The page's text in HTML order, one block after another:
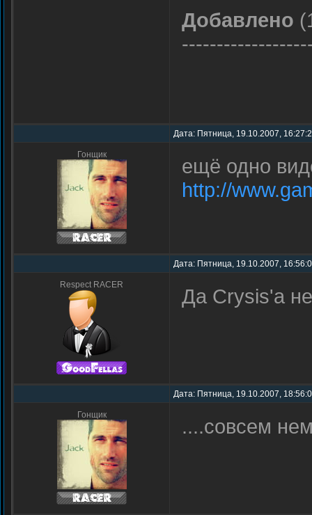
Добавлено
Дата: Пятница, 19.10.2007,
Гонщик
ещё одно
http://
Дата: Пятница, 19.10.2007,
Respect RACER Да Crysis'a не
Дата: Пятница, 19.10.2007,
Гонщик ....совсем